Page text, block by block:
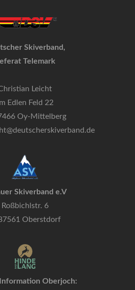
Skiverband,
Telemark
Leicht
Im Edlen Feld 22
Oy-Mittelberg
Skiverband e.V
Roßbichlstr. 6
Oberstdorf
Oberjoch: